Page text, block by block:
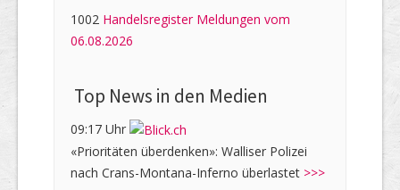
1002 Handelsregister Meldungen vom
06.08.2026
Top News in den Medien
09:17 Uhr
«Prioritäten überdenken»: Walliser Polizei
nach Crans-Montana-Inferno überlastet >>>